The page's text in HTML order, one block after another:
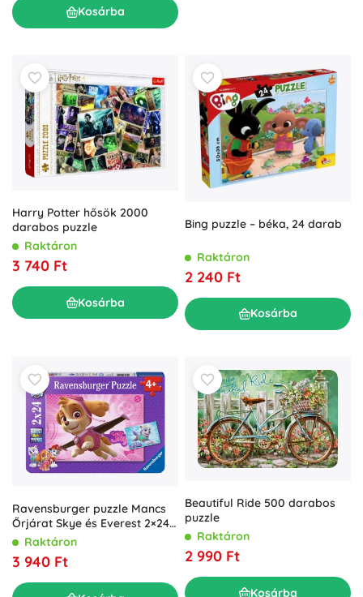
Kosárba
Harry Potter hősök 2000
darabos puzzle
Raktáron
3 740 Ft
Kosárba
Bing puzzle – béka, 24 darab
Raktáron
2 240 Ft
Kosárba
Ravensburger puzzle Mancs
Őrjárat Skye és Everest 2×24
darab
Raktáron
3 940 Ft
Beautiful Ride 500 darabos
puzzle
Raktáron
2 990 Ft
Kosárba